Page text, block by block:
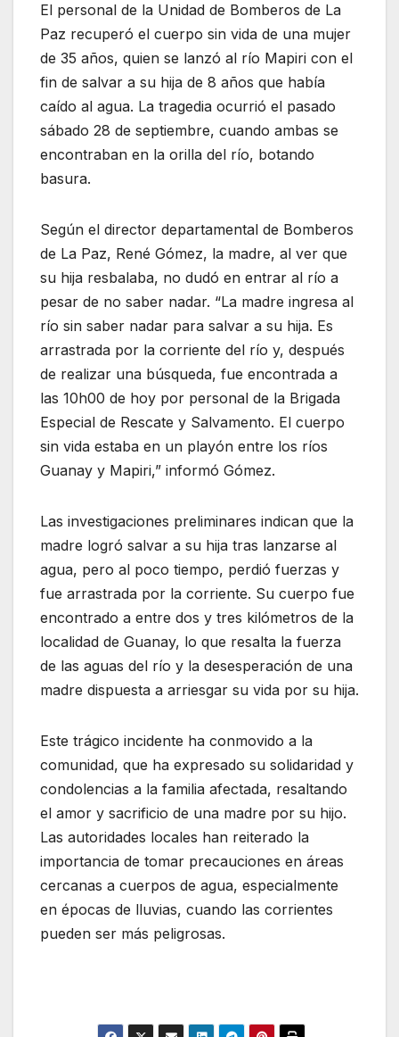
El personal de la Unidad de Bomberos de La
Paz recuperó el cuerpo sin vida de una mujer
de 35 años, quien se lanzó al río Mapiri con el
fin de salvar a su hija de 8 años que había
caído al agua. La tragedia ocurrió el pasado
sábado 28 de septiembre, cuando ambas se
encontraban en la orilla del río, botando
basura.
Según el director departamental de Bomberos
de La Paz, René Gómez, la madre, al ver que
su hija resbalaba, no dudó en entrar al río a
pesar de no saber nadar. “La madre ingresa al
río sin saber nadar para salvar a su hija. Es
arrastrada por la corriente del río y, después
de realizar una búsqueda, fue encontrada a
las 10h00 de hoy por personal de la Brigada
Especial de Rescate y Salvamento. El cuerpo
sin vida estaba en un playón entre los ríos
Guanay y Mapiri,” informó Gómez.
Las investigaciones preliminares indican que la
madre logró salvar a su hija tras lanzarse al
agua, pero al poco tiempo, perdió fuerzas y
fue arrastrada por la corriente. Su cuerpo fue
encontrado a entre dos y tres kilómetros de la
localidad de Guanay, lo que resalta la fuerza
de las aguas del río y la desesperación de una
madre dispuesta a arriesgar su vida por su hija.
Este trágico incidente ha conmovido a la
comunidad, que ha expresado su solidaridad y
condolencias a la familia afectada, resaltando
el amor y sacrificio de una madre por su hijo.
Las autoridades locales han reiterado la
importancia de tomar precauciones en áreas
cercanas a cuerpos de agua, especialmente
en épocas de lluvias, cuando las corrientes
pueden ser más peligrosas.